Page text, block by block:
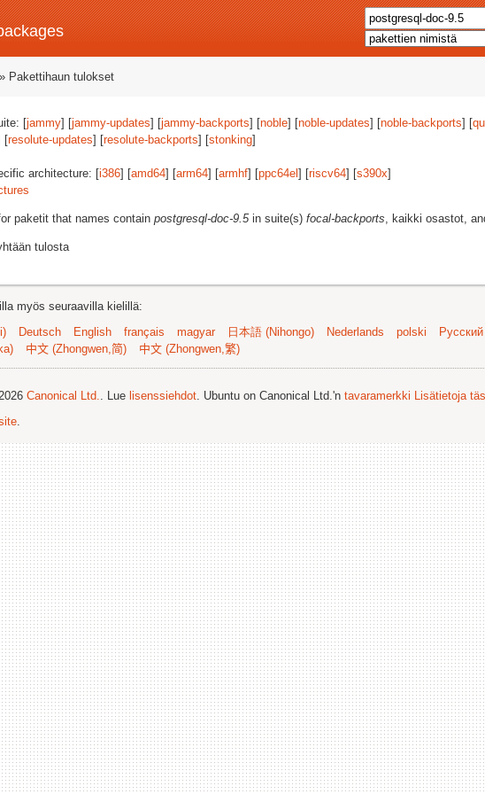
» Pakettihaun tulokset
[jammy] [jammy-updates] [jammy-backports] [noble] [noble-updates] [noble-backports] [
[resolute-updates] [resolute-backports] [stonking]
architecture: [i386] [amd64] [arm64] [armhf] [ppc64el ] [riscv64] [s390x]
paketit that names contain postgresql-doc-9.5in suite(s) focal-backports, kaikki osastot,
tulosta
myös seuraavilla kielillä:
Deutsch English français magyar 日本語 (Nihongo) Nederlands polski
中文 (Zhongwen,简) 中文 (Zhongwen,繁)
Canonical Ltd.. Lue lisenssiehdot. Ubuntu on Canonical Ltd.'n tavaramerkki Lisätietoja
.